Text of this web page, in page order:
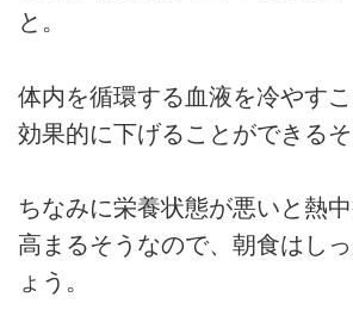
と。
体内を循環する血液を冷やす
効果的に下げることができるそ
ちなみに栄養状態が悪いと熱
高まるそうなので、朝食はし
ょう。